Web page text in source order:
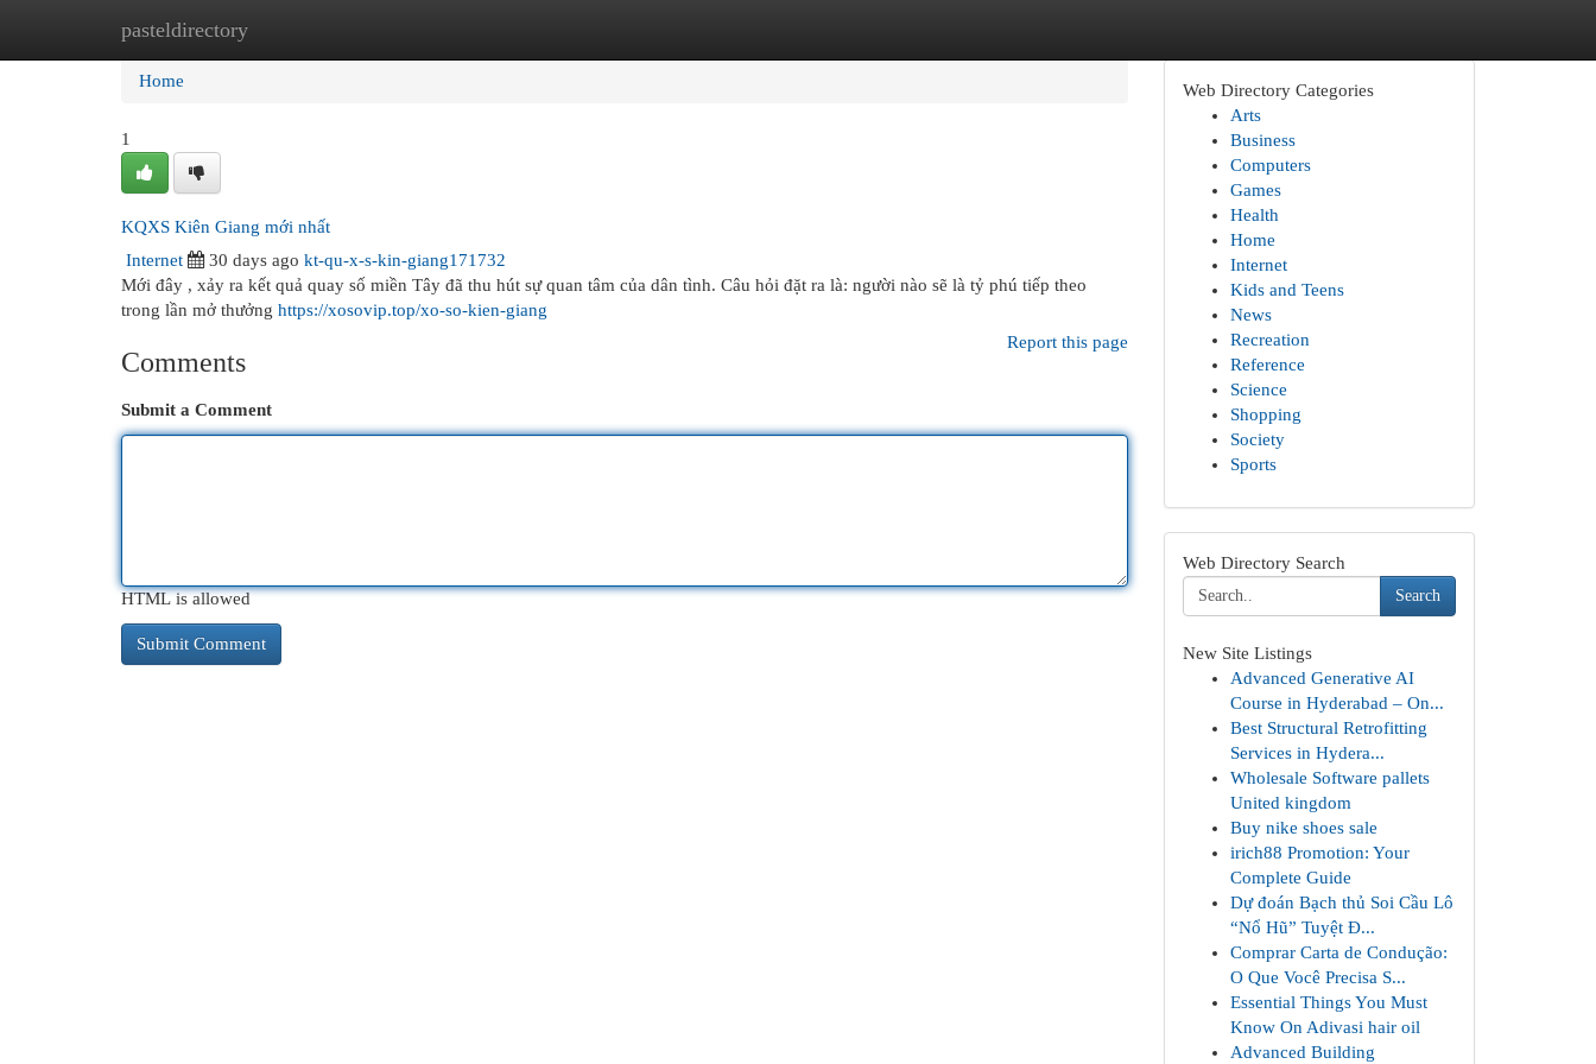
pasteldirectory
Home New Site Listings
Home
1
KQXS Kiên Giang mới nhất
Internet
30 days ago kt-qu-x-s-kin-giang171732
Mới đây , xảy ra kết quả quay số miền Tây đã thu hút sự quan tâm của dân tình. Câu hỏi đặt ra là: người nào sẽ là tỷ phú tiếp theo
trong lần mở thưởng https://xosovip.top/xo-so-kien-giang
Report this page
Comments
Submit a Comment
HTML is allowed
Web Directory Categories
Arts
Business
Computers
Games
Health
Home
Internet
Kids and Teens
News
Recreation
Reference
Science
Shopping
Society
Sports
Web Directory Search
Search
New Site Listings
Advanced Generative AI
Course in Hyderabad – On...
Best Structural Retrofitting
Services in Hydera...
Wholesale Software pallets
United kingdom
Buy nike shoes sale
irich88 Promotion: Your
Complete Guide
Dự đoán Bạch thủ Soi Cầu Lô
“Nổ Hũ” Tuyệt Đ...
Comprar Carta de Condução:
O Que Você Precisa S...
Essential Things You Must
Know On Adivasi hair oil
Advanced Building